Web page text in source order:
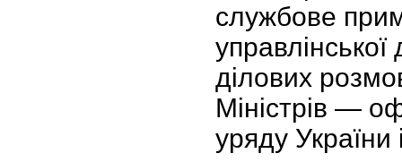
службове
управлінської
ділових
Міністрів —
уряду України